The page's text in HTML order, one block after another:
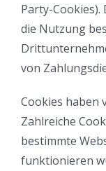
Party-
die Nutzung
von
Cookies haben
Zahlreiche
bestimmte
funktionieren
©2026